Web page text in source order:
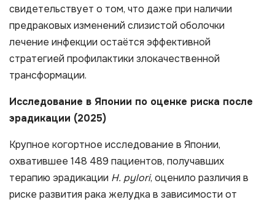
свидетельствует о том, что даже при наличии
предраковых изменений слизистой оболочки
лечение инфекции остаётся эффективной
стратегией профилактики злокачественной
трансформации.
Исследование в Японии по оценке риска после
эрадикации (2025)
Крупное когортное исследование в Японии,
охватившее 148 489 пациентов, получавших
терапию эрадикации H. pylori, оценило различия в
риске развития рака желудка в зависимости от